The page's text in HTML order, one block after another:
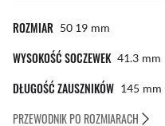
ROZMIAR 50 19 Mm
WYSOKOŚĆ SOCZEWEK 41.3 Mm
DŁUGOŚĆ ZAUSZNIKÓW 145 Mm
PRZEWODNIK PO ROZMIARACH